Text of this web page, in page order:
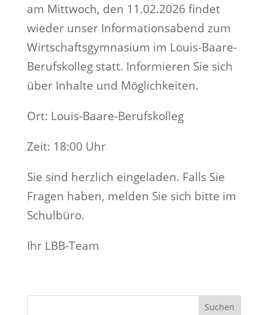
am Mittwoch, den 11.02.2026 findet
wieder unser Informationsabend zum
Wirtschaftsgymnasium im Louis-Baare-
Berufskolleg statt. Informieren Sie sich
über Inhalte und Möglichkeiten.
Ort: Louis-Baare-Berufskolleg
Zeit: 18:00 Uhr
Sie sind herzlich eingeladen. Falls Sie
Fragen haben, melden Sie sich bitte im
Schulbüro.
Ihr LBB-Team
Suchen